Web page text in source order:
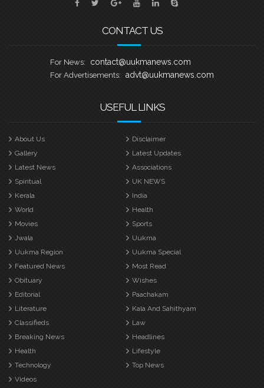
വള്ളങ്ങളിലാണ് മത്സരിക്കുന്നത്. ഓരോ
CONTACT US
For News: contact@uukmanews.com
For Advertisements: advt@uukmanews.com
USEFUL LINKS
About Us
Disclaimer
Gallery
Latest Updates
Latest News
Associations
Spiritual
UK NEWS
Kerala
India
World
Health
Movies
Sports
Jwala
Uukma
Uukma Region
Uukma Special
Featured News
Most Read
Obituary
Wishes
Editorial
Paachakam
Literature
Kala And Sahithyam
Classifieds
Law
Breaking News
Headlines
Health
Lifestyle
Technology
Top News
Videos